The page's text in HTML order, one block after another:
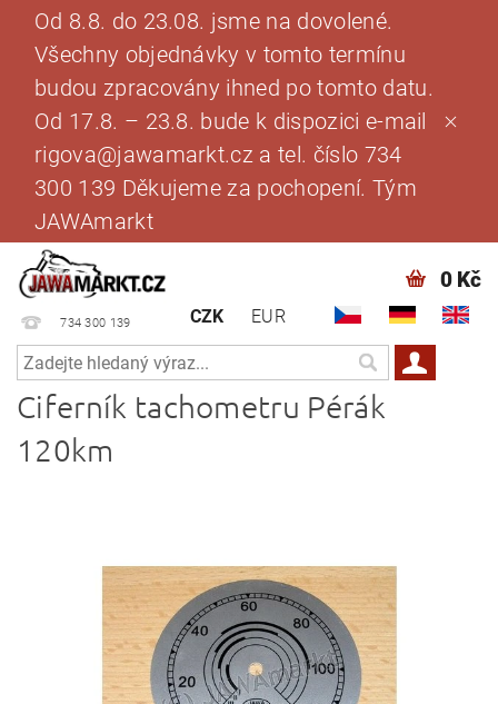
Od 8.8. do 23.08. jsme na dovolené.
Všechny objednávky v tomto termínu
budou zpracovány ihned po tomto datu.
Od 17.8. – 23.8. bude k dispozici e-mail
rigova@jawamarkt.cz a tel. číslo 734
300 139 Děkujeme za pochopení. Tým
JAWAmarkt
734 300 139 CZK EUR
0 Kč
Ciferník tachometru Pérák
120km